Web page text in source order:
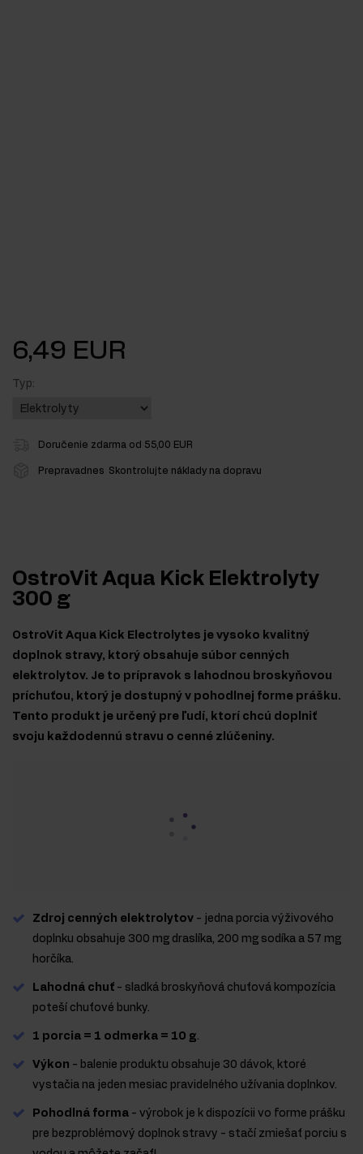
6,49 EUR
Typ:
Doručenie zdarma od 55,00 EUR
Prepravadnes Skontrolujte náklady na dopravu
OstroVit Aqua Kick Elektrolyty
300 g
OstroVit Aqua Kick Electrolytes je vysoko kvalitný
doplnok stravy, ktorý obsahuje súbor cenných
elektrolytov. Je to prípravok s lahodnou broskyňovou
príchuťou, ktorý je dostupný v pohodlnej forme prášku.
Tento produkt je určený pre ľudí, ktorí chcú doplniť
svoju každodennú stravu o cenné zlúčeniny.
Zdroj cenných elektrolytov - jedna porcia výživového
doplnku obsahuje 300 mg draslíka, 200 mg sodíka a 57 mg
horčíka.
Lahodná chuť - sladká broskyňová chuťová kompozícia
poteší chuťové bunky.
1 porcia = 1 odmerka = 10 g.
Výkon - balenie produktu obsahuje 30 dávok, ktoré
vystačia na jeden mesiac pravidelného užívania doplnkov.
Pohodlná forma - výrobok je k dispozícii vo forme prášku
pre bezproblémový doplnok stravy - stačí zmiešať porciu s